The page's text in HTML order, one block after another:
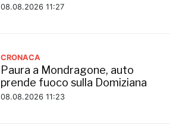
08.08.2026 11:27
CRONACA
Paura a Mondragone, auto
prende fuoco sulla Domiziana
08.08.2026 11:23